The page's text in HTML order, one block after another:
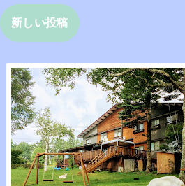
新しい投稿